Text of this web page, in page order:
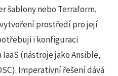
šablony nebo Terraform.
prostředí pro její
i konfiguraci
(nástroje jako Ansible,
Imperativní řešení dává